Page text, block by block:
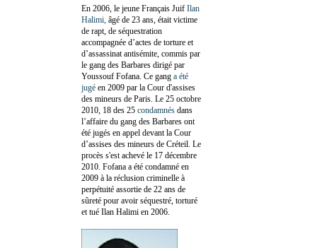
En 2006, le jeune Français Juif Ilan
Halimi, âgé de 23 ans, était victime
de rapt, de séquestration
accompagnée d’actes de torture et
d’assassinat antisémite, commis par
le gang des Barbares dirigé par
Youssouf Fofana. Ce gang a été
jugé en 2009 par la Cour d'assises
des mineurs de Paris. Le 25 octobre
2010, 18 des 25 condamnés dans
l’affaire du gang des Barbares ont
été jugés en appel devant la Cour
d’assises des mineurs de Créteil. Le
procès s'est achevé le 17 décembre
2010. Fofana a été condamné en
2009 à la réclusion criminelle à
perpétuité assortie de 22 ans de
sûreté pour avoir séquestré, torturé
et tué Ilan Halimi en 2006.